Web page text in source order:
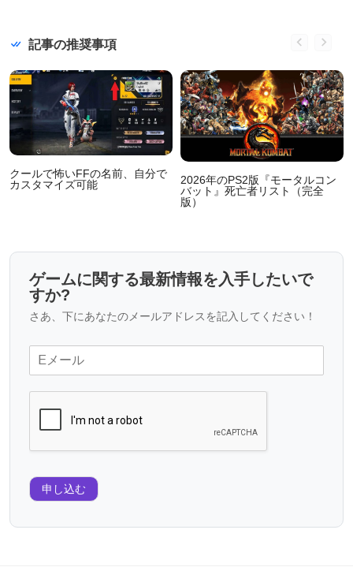
記事の推奨事項
クールで怖いFFの名前、自分で
カスタマイズ可能
2026年のPS2版『モータルコン
バット』死亡者リスト（完全
版）
ゲームに関する最新情報を入手したいで
すか?
さあ、下にあなたのメールアドレスを記入してください！
申し込む